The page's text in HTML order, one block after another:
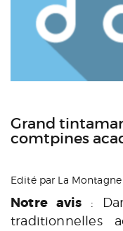
Grand
comtpines
Edité par La
Notre avis :
traditionnelles